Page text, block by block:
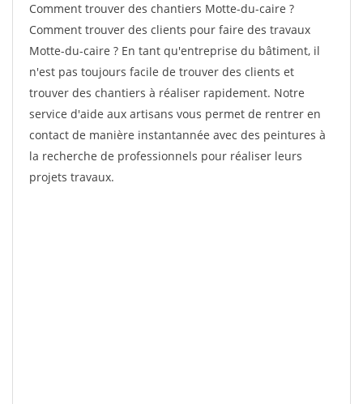
Comment trouver des chantiers Motte-du-caire ?
Comment trouver des clients pour faire des travaux
Motte-du-caire ? En tant qu'entreprise du bâtiment, il
n'est pas toujours facile de trouver des clients et
trouver des chantiers à réaliser rapidement. Notre
service d'aide aux artisans vous permet de rentrer en
contact de manière instantannée avec des peintures à
la recherche de professionnels pour réaliser leurs
projets travaux.